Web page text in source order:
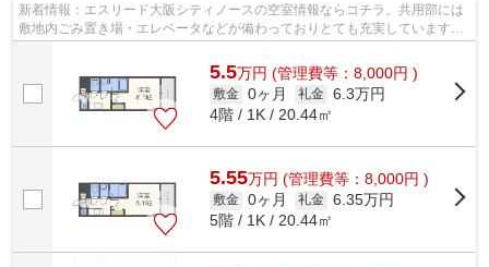
新着情報：エスリード大阪シティノースの空室情報ならコチラ。共用部には
敷地内ごみ置き場・エレベータなどが備わっておりとても充実しています。
外壁にはタイルが張られてあり、印象...
5.5万円 (管理費等：8,000円 )
敷金 0ヶ月 礼金 6.3万円
4階 / 1K / 20.44㎡
5.55万円 (管理費等：8,000円 )
敷金 0ヶ月 礼金 6.35万円
5階 / 1K / 20.44㎡